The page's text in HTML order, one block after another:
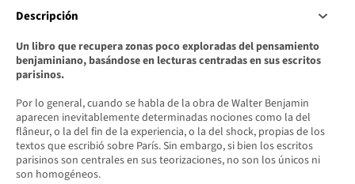
Descripción
Un libro que recupera zonas poco exploradas del pensamiento
benjaminiano, basándose en lecturas centradas en sus escritos
parisinos.
Por lo general, cuando se habla de la obra de Walter Benjamin
aparecen inevitablemente determinadas nociones como la del
flâneur, o la del fin de la experiencia, o la del shock, propias de los
textos que escribió sobre París. Sin embargo, si bien los escritos
parisinos son centrales en sus teorizaciones, no son los únicos ni
son homogéneos.